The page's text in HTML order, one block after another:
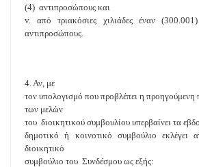
(4) αντιπροσώπους και
v. από τριακόσιες χιλιάδες έναν
αντιπροσώπους.
4. Αν, με
τον υπολογισμό που προβλέπει η προηγούμενη
των μελών
του διοικητικού συμβουλίου υπερβαίνει τα
δημοτικό ή κοινοτικό συμβούλιο εκλέγει
διοικητικό
συμβούλιο του Συνδέσμου ως εξής: